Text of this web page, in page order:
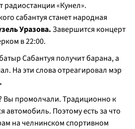
радиостанции «Кунел».
сабантуя станет народная
Уразова.Завершится концерт
в 22:00.
Сабантуя получит барана, а
На эти слова отреагировал мэр
Вы промолчали. Традиционно к
автомобиль. Поэтому есть за что
на челнинском спортивном